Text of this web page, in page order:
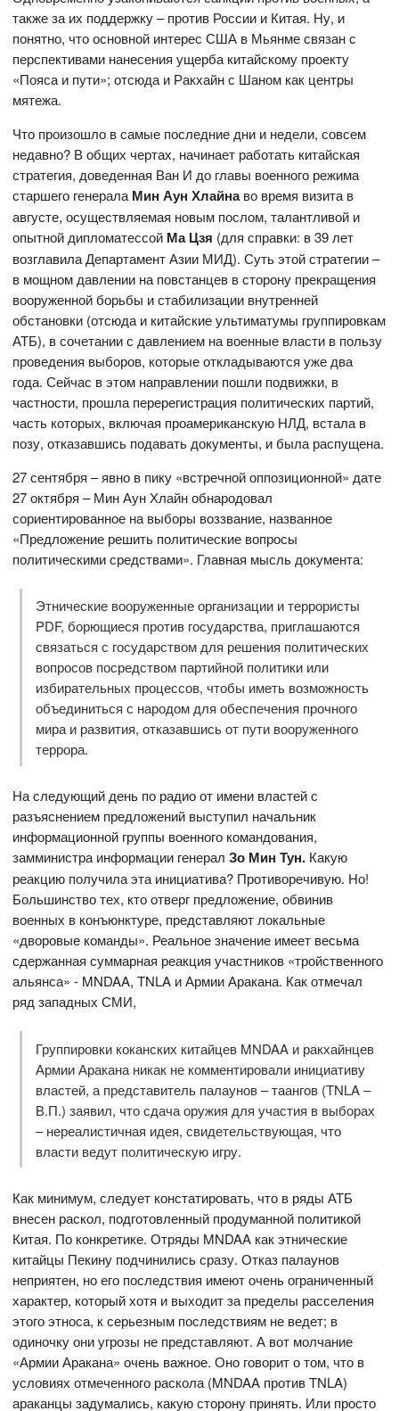
также за их поддержку – против России и Китая. Ну, и
понятно, что основной интерес США в Мьянме связан с
перспективами нанесения ущерба китайскому проекту
«Пояса и пути»; отсюда и Ракхайн с Шаном как центры
мятежа.
Что произошло в самые последние дни и недели, совсем
недавно? В общих чертах, начинает работать китайская
стратегия, доведенная Ван И до главы военного режима
старшего генерала Мин Аун Хлайнаво время визита в
августе, осуществляемая новым послом, талантливой и
опытной дипломатессой Ма Цзя (для справки: в 39 лет
возглавила Департамент Азии МИД). Суть этой стратегии –
в мощном давлении на повстанцев в сторону прекращения
вооруженной борьбы и стабилизации внутренней
обстановки (отсюда и китайские ультиматумы группировкам
АТБ), в сочетании с давлением на военные власти в пользу
проведения выборов, которые откладываются уже два
года. Сейчас в этом направлении пошли подвижки, в
частности, прошла перерегистрация политических партий,
часть которых, включая проамериканскую НЛД, встала в
позу, отказавшись подавать документы, и была распущена.
27 сентября – явно в пику «встречной оппозиционной» дате
27 октября – Мин Аун Хлайн обнародовал
сориентированное на выборы воззвание, названное
«Предложение решить политические вопросы
политическими средствами». Главная мысль документа:
Этнические вооруженные организации и террористы
PDF, борющиеся против государства, приглашаются
связаться с государством для решения политических
вопросов посредством партийной политики или
избирательных процессов, чтобы иметь возможность
объединиться с народом для обеспечения прочного
мира и развития, отказавшись от пути вооруженного
террора.
На следующий день по радио от имени властей с
разъяснением предложений выступил начальник
информационной группы военного командования,
замминистра информации генералЗо Мин Тун. Какую
реакцию получила эта инициатива? Противоречивую. Но!
Большинство тех, кто отверг предложение, обвинив
военных в конъюнктуре, представляют локальные
«дворовые команды». Реальное значение имеет весьма
сдержанная суммарная реакция участников «тройственного
альянса» - MNDAA, TNLA и Армии Аракана. Как отмечал
ряд западных СМИ,
Группировки коканских китайцев MNDAA и ракхайнцев
Армии Аракана никак не комментировали инициативу
властей, а представитель палаунов – таангов (TNLA –
В.П.) заявил, что сдача оружия для участия в выборах
– нереалистичная идея, свидетельствующая, что
власти ведут политическую игру.
Как минимум, следует констатировать, что в ряды АТБ
внесен раскол, подготовленный продуманной политикой
Китая. По конкретике. Отряды MNDAA как этнические
китайцы Пекину подчинились сразу. Отказ палаунов
неприятен, но его последствия имеют очень ограниченный
характер, который хотя и выходит за пределы расселения
этого этноса, к серьезным последствиям не ведет; в
одиночку они угрозы не представляют. А вот молчание
«Армии Аракана» очень важное. Оно говорит о том, что в
условиях отмеченного раскола (MNDAA против TNLA)
араканцы задумались, какую сторону принять. Или просто